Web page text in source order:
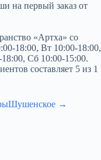
на первый заказ от
«Артха» со
18:00, Вт 10:00-18:00,
Сб 10:00-15:00.
составляет 5 из 1
Шушенское →